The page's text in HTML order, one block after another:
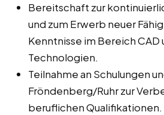
Bereitschaft zur
und zum Erwerb neuer
Kenntnisse im Bereich
Technologien.
Teilnahme an Schulungen
Fröndenberg/Ruhr zur
beruflichen Qualifikationen.